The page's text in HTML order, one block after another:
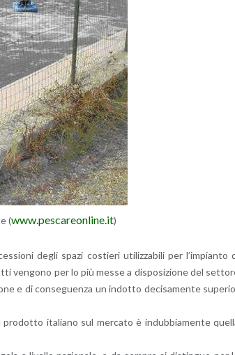
(www.​pes​care​onli​ne.​it)
degli spazi co­stie­ri uti­liz­za­bi­li per l’im­pian­to
ven­go­no per lo più messe a di­spo­si­zio­ne del
e di con­se­guen­za un in­dot­to de­ci­sa­men­te
pro­dot­to ita­lia­no sul mer­ca­to è in­dub­bia­men­te